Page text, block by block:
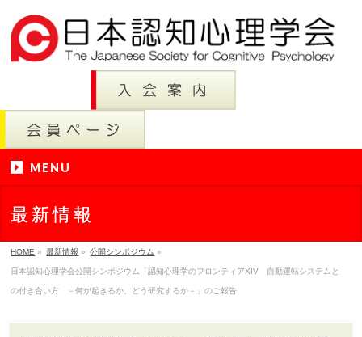
MENU
最新情報
HOME » 最新情報 » 公開シンポジウム »
日本認知心理学会公開シンポジウム「認知心理学のフロンティアXIV 自動運転システムと
の付き合い方 －何が起きるか、どう研究するか－」のご報告